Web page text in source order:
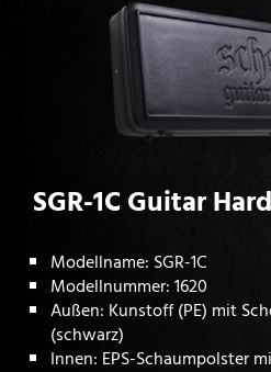
SGR-1C Guitar
Modellname: SGR-1C
Modellnummer: 1620
Außen: Kunstoff (PE) mit
(schwarz)
Innen: EPS-Schaumpolster